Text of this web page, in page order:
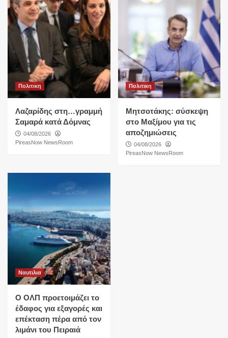
Πολιτικη
Λαζαρίδης στη…γραμμή
Σαμαρά κατά Δόμνας
04/08/2026
PireasNow NewsRoom
Πολιτικη
Μητσοτάκης: σύσκεψη
στο Μαξίμου για τις
αποζημιώσεις
04/08/2026
PireasNow NewsRoom
Ναυτιλια
O ΟΛΠ προετοιμάζει το
έδαφος για εξαγορές και
επέκταση πέρα από τον
λιμάνι του Πειραιά